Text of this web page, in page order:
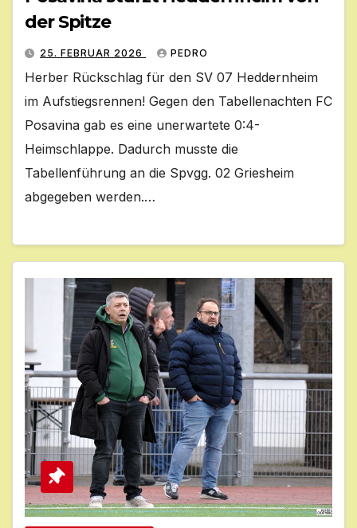
der Spitze
25. FEBRUAR 2026 PEDRO
Herber Rückschlag für den SV 07 Heddernheim
im Aufstiegsrennen! Gegen den Tabellenachten FC
Posavina gab es eine unerwartete 0:4-
Heimschlappe. Dadurch musste die
Tabellenführung an die Spvgg. 02 Griesheim
abgegeben werden.…